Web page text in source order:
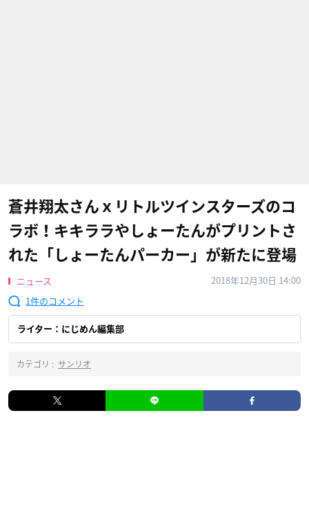
蒼井翔太さんｘリトルツインスターズのコ
ラボ！キキララやしょーたんがプリントさ
れた「しょーたんパーカー」が新たに登場
ニュース
2018年12月30日 14:00
1
ライター：にじめん編集部
カテゴリ : サンリオ